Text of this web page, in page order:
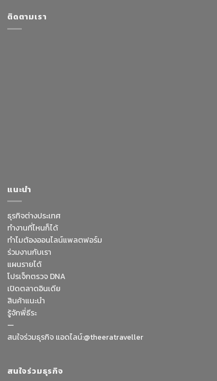
ติดตามเรา
แนะนำ
ธุรกิจต่างประเทศ
ทำงานที่ไหนก็ได้
ทำไมต้องออนไลน์แพลตฟอร์ม
ร่วมงานกับเรา
แผนรายได้
โปรเจ็กตรวจ DNA
เปิดตลาดอินเดีย
สินค้าแนะนำ
รู้จักพี่ธีระ
—
สนใจร่วมธุรกิจ แอดไลน์:@theeratraveller
สนใจร่วมธุรกิจ